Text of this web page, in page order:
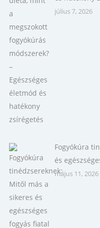
július 7, 2026
Fogyókúra
és
május 11, 2026